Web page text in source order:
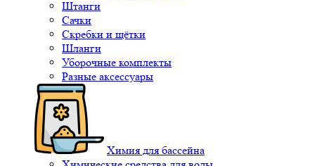
Штанги
Сачки
Скребки и щётки
Шланги
Уборочные комплекты
Разные аксессуары
Химия для бассейна